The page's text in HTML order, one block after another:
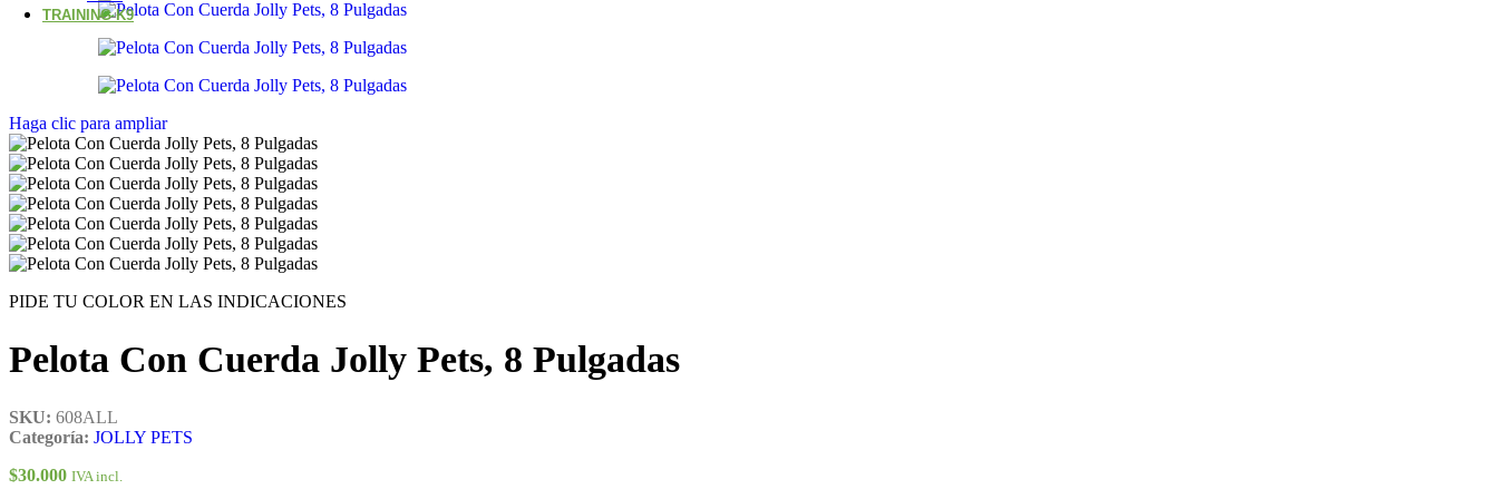
TRAINING K9
Haga clic para ampliar
PIDE TU COLOR EN LAS INDICACIONES
Pelota Con Cuerda Jolly Pets, 8 Pulgadas
SKU: 608ALL
Categoría: JOLLY PETS
$30.000 IVA incl.